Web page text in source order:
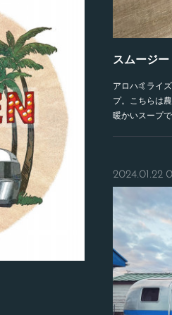
スムージー
アロハ🤙ライ
プ。こちらは
暖かいスープ
2024.01.22